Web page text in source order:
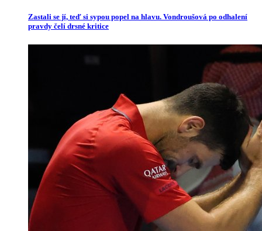
Zastali se jí, teď si sypou popel na hlavu. Vondroušová po odhalení
pravdy čelí drsné kritice